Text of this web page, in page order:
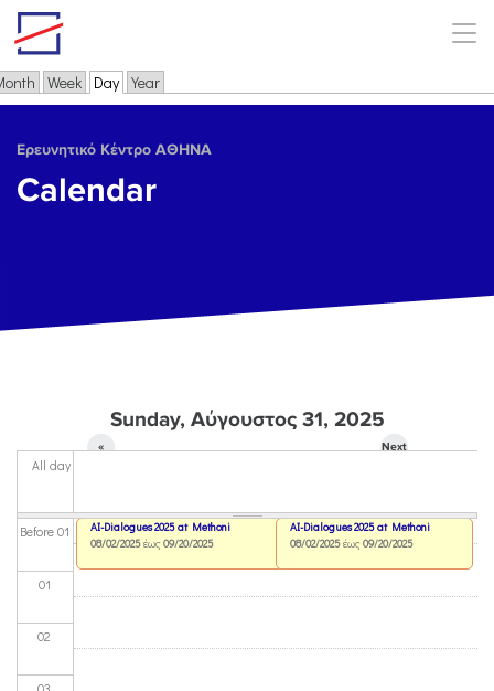
Skip to main content
Primary tabs
Week Day(active tab)
Year
Ερευνητικό Κέντρο ΑΘΗΝΑ
Calendar
Sunday, Αύγουστος 31, 2025
«
Next
All day
Before 01
01
02
AI-Dialogues 2025 at Methoni
08/02/2025έως 09/20/2025
AI-Dialogues 2025 at Methoni
08/02/2025έως 09/20/2025